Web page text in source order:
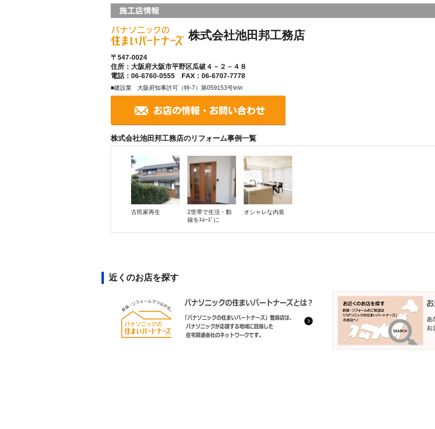
株式会社池田邦工務店
〒547-0024
住所：大阪府大阪市平野区瓜破４－２－４８
電話：06-6760-0555 FAX：06-6707-7778
■建設業 大阪府知事許可（特-7）第059153号\n\n
株式会社池田邦工務店のリフォーム事例一覧
古民家再生
2世帯で生活・動
線をｽﾑｰｽﾞに
オシャレな内装
近くのお店を探す